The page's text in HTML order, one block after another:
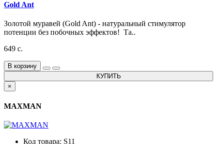
Gold Ant
Золотой муравей (Gold Ant) - натуральный стимулятор
потенции без побочных эффектов! Та..
649 с.
В корзину
КУПИТЬ
×
MAXMAN
Код товара: S11